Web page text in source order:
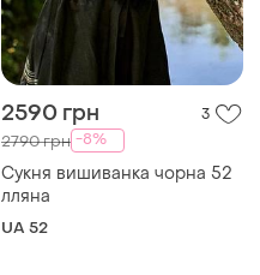
2590 грн 3
2790 грн -8%
Сукня вишиванка чорна 52
лляна
UA 52